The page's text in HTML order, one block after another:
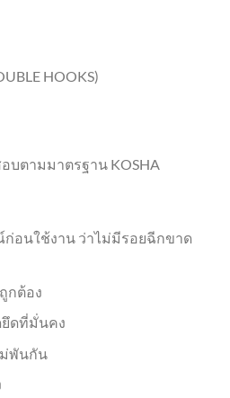
HOOKS)
บตามมาตรฐาน KOSHA
อนใช้งาน ว่าไม่มีรอยฉีกขาด
กต้อง
ยึดที่มั่นคง
ม่พันกัน